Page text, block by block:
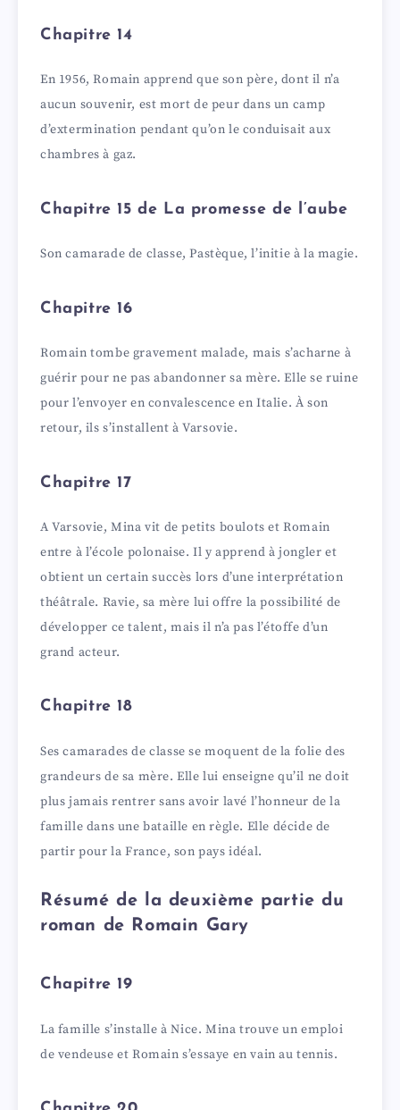
Chapitre 14
En 1956, Romain apprend que son père, dont il n’a
aucun souvenir, est mort de peur dans un camp
d’extermination pendant qu’on le conduisait aux
chambres à gaz.
Chapitre 15 de La promesse de l’aube
Son camarade de classe, Pastèque, l’initie à la magie.
Chapitre 16
Romain tombe gravement malade, mais s’acharne à
guérir pour ne pas abandonner sa mère. Elle se ruine
pour l’envoyer en convalescence en Italie. À son
retour, ils s’installent à Varsovie.
Chapitre 17
A Varsovie, Mina vit de petits boulots et Romain
entre à l’école polonaise. Il y apprend à jongler et
obtient un certain succès lors d’une interprétation
théâtrale. Ravie, sa mère lui offre la possibilité de
développer ce talent, mais il n’a pas l’étoffe d’un
grand acteur.
Chapitre 18
Ses camarades de classe se moquent de la folie des
grandeurs de sa mère. Elle lui enseigne qu’il ne doit
plus jamais rentrer sans avoir lavé l’honneur de la
famille dans une bataille en règle. Elle décide de
partir pour la France, son pays idéal.
Résumé de la deuxième partie du
roman de Romain Gary
Chapitre 19
La famille s’installe à Nice. Mina trouve un emploi
de vendeuse et Romain s’essaye en vain au tennis.